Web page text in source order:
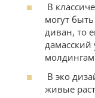
В
могут
диван, то
В эко
живые